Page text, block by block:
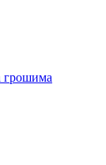
грошима